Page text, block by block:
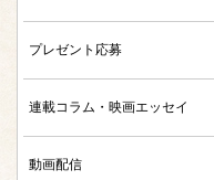
プレゼント応募
連載コラム・映画エッセイ
動画配信